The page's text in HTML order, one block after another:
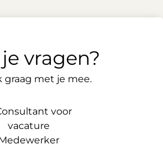
vragen?
graag met je mee.